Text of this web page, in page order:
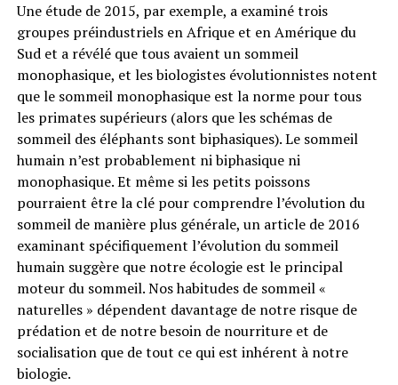
Une étude de 2015, par exemple, a examiné trois
groupes préindustriels en Afrique et en Amérique du
Sud et a révélé que tous avaient un sommeil
monophasique, et les biologistes évolutionnistes notent
que le sommeil monophasique est la norme pour tous
les primates supérieurs (alors que les schémas de
sommeil des éléphants sont biphasiques). Le sommeil
humain n’est probablement ni biphasique ni
monophasique. Et même si les petits poissons
pourraient être la clé pour comprendre l’évolution du
sommeil de manière plus générale, un article de 2016
examinant spécifiquement l’évolution du sommeil
humain suggère que notre écologie est le principal
moteur du sommeil. Nos habitudes de sommeil «
naturelles » dépendent davantage de notre risque de
prédation et de notre besoin de nourriture et de
socialisation que de tout ce qui est inhérent à notre
biologie.